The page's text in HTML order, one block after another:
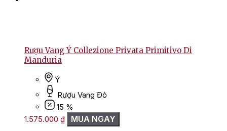
Rượu Vang Ý Collezione Privata Primitivo Di
Manduria
Ý
Rượu Vang Đỏ
15 %
1.575.000 ₫ MUA NGAY